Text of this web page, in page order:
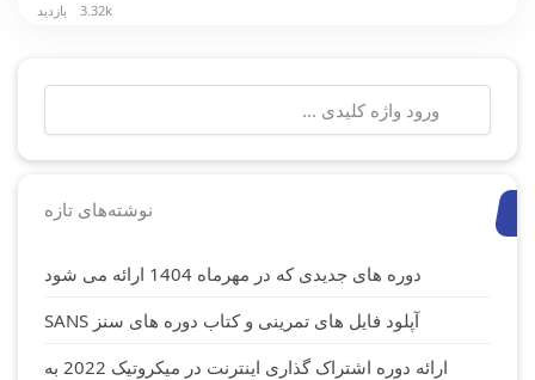
3.32k بازدید
نوشته‌های تازه
دوره های جدیدی که در مهرماه 1404 ارائه می شود
آپلود فایل های تمرینی و کتاب دوره های سنز SANS
ارائه دوره اشتراک گذاری اینترنت در میکروتیک 2022 به